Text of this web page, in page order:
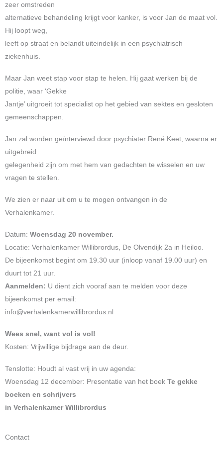
zeer omstreden
alternatieve behandeling krijgt voor kanker, is voor Jan de maat vol.
Hij loopt weg,
leeft op straat en belandt uiteindelijk in een psychiatrisch
ziekenhuis.
Maar Jan weet stap voor stap te helen. Hij gaat werken bij de
politie, waar ‘Gekke
Jantje’ uitgroeit tot specialist op het gebied van sektes en gesloten
gemeenschappen.
Jan zal worden geïnterviewd door psychiater René Keet, waarna er
uitgebreid
gelegenheid zijn om met hem van gedachten te wisselen en uw
vragen te stellen.
We zien er naar uit om u te mogen ontvangen in de
Verhalenkamer.
Datum: Woensdag 20 november.
Locatie: Verhalenkamer Willibrordus, De Olvendijk 2a in Heiloo.
De bijeenkomst begint om 19.30 uur (inloop vanaf 19.00 uur) en
duurt tot 21 uur.
Aanmelden: U dient zich vooraf aan te melden voor deze
bijeenkomst per email:
info@verhalenkamerwillibrordus.nl
Wees snel, want vol is vol!
Kosten: Vrijwillige bijdrage aan de deur.
Tenslotte: Houdt al vast vrij in uw agenda:
Woensdag 12 december: Presentatie van het boek Te gekke
boeken en schrijvers
in Verhalenkamer Willibrordus
Contact